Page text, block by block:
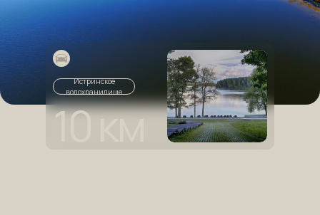
10 км
Истринское
водохранилище